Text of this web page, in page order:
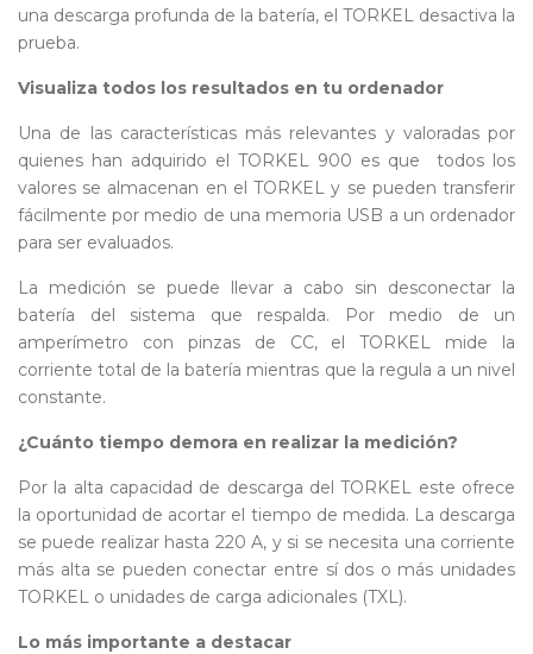
una descarga profunda de la batería, el TORKEL desactiva la
prueba.
Visualiza todos los resultados en tu ordenador
Una de las características más relevantes y valoradas por
quienes han adquirido el TORKEL 900 es que
todos los
valores se almacenan en el TORKEL y se pueden transferir
fácilmente por medio de una memoria USB a un ordenador
para ser evaluados.
La medición se puede llevar a cabo sin desconectar la
batería del sistema que respalda. Por medio de un
amperímetro con pinzas de CC, el TORKEL mide la
corriente total de la batería mientras que la regula a un nivel
constante.
¿Cuánto tiempo demora en realizar la medición?
Por la alta capacidad de descarga del TORKEL este ofrece
la oportunidad de acortar el tiempo de medida. La descarga
se puede realizar hasta 220 A, y si se necesita una corriente
más alta se pueden conectar entre sí dos o más unidades
TORKEL o unidades de carga adicionales (TXL).
Lo más importante a destacar